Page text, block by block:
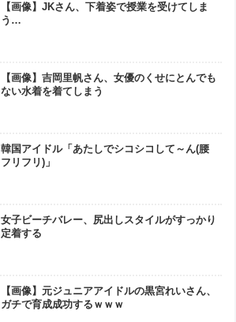
【画像】JKさん、下着姿で授業を受けてしま
う…
【画像】吉岡里帆さん、女優のくせにとんでも
ない水着を着てしまう
韓国アイドル「あたしでシコシコして～ん(腰
フリフリ)」
女子ビーチバレー、尻出しスタイルがすっかり
定着する
【画像】元ジュニアアイドルの黒宮れいさん、
ガチで育成成功するｗｗｗ